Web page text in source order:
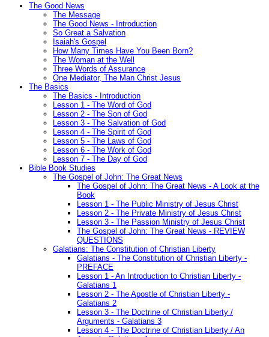
The Good News
The Message
The Good News - Introduction
So Great a Salvation
Isaiah's Gospel
How Many Times Have You Been Born?
The Woman at the Well
Three Words of Assurance
One Mediator, The Man Christ Jesus
The Basics
The Basics - Introduction
Lesson 1 - The Word of God
Lesson 2 - The Son of God
Lesson 3 - The Salvation of God
Lesson 4 - The Spirit of God
Lesson 5 - The Laws of God
Lesson 6 - The Work of God
Lesson 7 - The Day of God
Bible Book Studies
The Gospel of John: The Great News
The Gospel of John: The Great News - A Look at the
Book
Lesson 1 - The Public Ministry of Jesus Christ
Lesson 2 - The Private Ministry of Jesus Christ
Lesson 3 - The Passion Ministry of Jesus Christ
The Gospel of John: The Great News - REVIEW
QUESTIONS
Galatians: The Constitution of Christian Liberty
Galatians - The Constitution of Christian Liberty -
PREFACE
Lesson 1 - An Introduction to Christian Liberty -
Galatians 1
Lesson 2 - The Apostle of Christian Liberty -
Galatians 2
Lesson 3 - The Doctrine of Christian Liberty /
Arguments - Galatians 3
Lesson 4 - The Doctrine of Christian Liberty / An